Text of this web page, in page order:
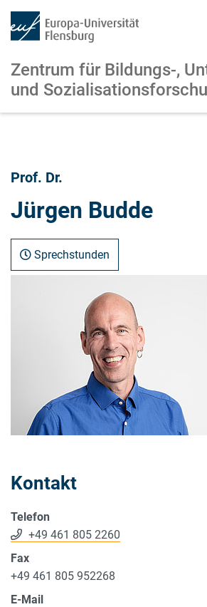
Zentrum für Bildungs-,
und
Prof. Dr.
Jürgen Budde
Sprechstunden
Kontakt
Telefon
+49 461 805 2260
Fax
+49 461 805 952268
E-Mail